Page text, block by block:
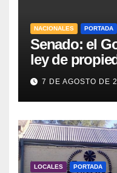
NACIONALES PORTADA
Senado: el
ley de
tuvo que
7 DE AGOSTO DE
LOCALES PORTADA